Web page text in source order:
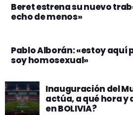
Beret estrena su nuevo
echo de menos»
Pablo Alborán: «estoy aquí
soy homosexual»
Inauguración del
actúa, a qué hora y
en BOLIVIA?